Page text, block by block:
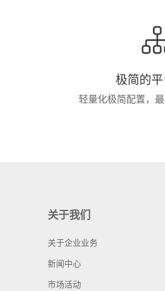
极简的
轻量化极简配置，最
关于我们
关于企业业务
新闻中心
市场活动